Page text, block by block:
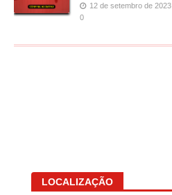
12 de setembro de 2023
0
LOCALIZAÇÃO